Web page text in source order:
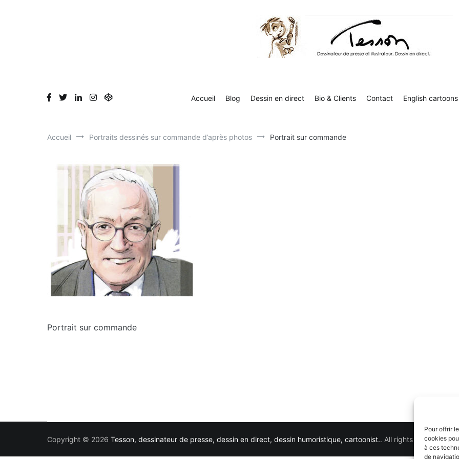
Pour offrir
cookies
à ces
de
Accueil Blog Dessin en direct Bio & Clients Contact English cartoons
Accueil Portraits dessinés sur commande d’après photos Portrait sur commande
Portrait sur commande
Copyright © 2026 Tesson, dessinateur de presse, dessin en direct, dessin humoristique, cartoonist.. All rights reserved.